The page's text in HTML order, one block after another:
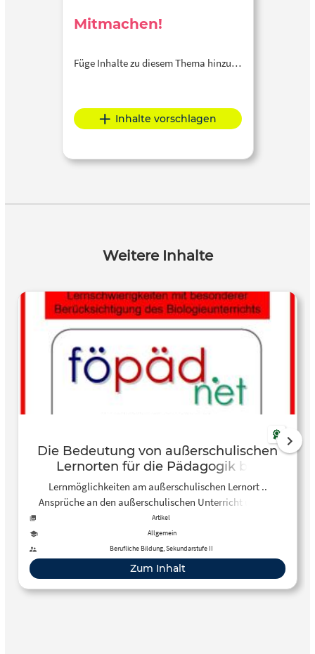
Mitmachen!
Füge Inhalte zu diesem Thema hinzu…
Inhalte vorschlagen
Weitere Inhalte
Die Bedeutung von außerschulischen
Lernorten für die Pädagogik bei
Lernschwierigkeiten mit besonderer
Berücksichtigung des
Biologieunterrichts
Lernmöglichkeiten am außerschulischen Lernort ..
Ansprüche an den außerschulischen Unterricht und die
beteiligten Personen Wirksamkeit von Unterricht an
außerschulischen Lernorten
Artikel
Allgemein
Berufliche Bildung, Sekundarstufe II
Zum Inhalt